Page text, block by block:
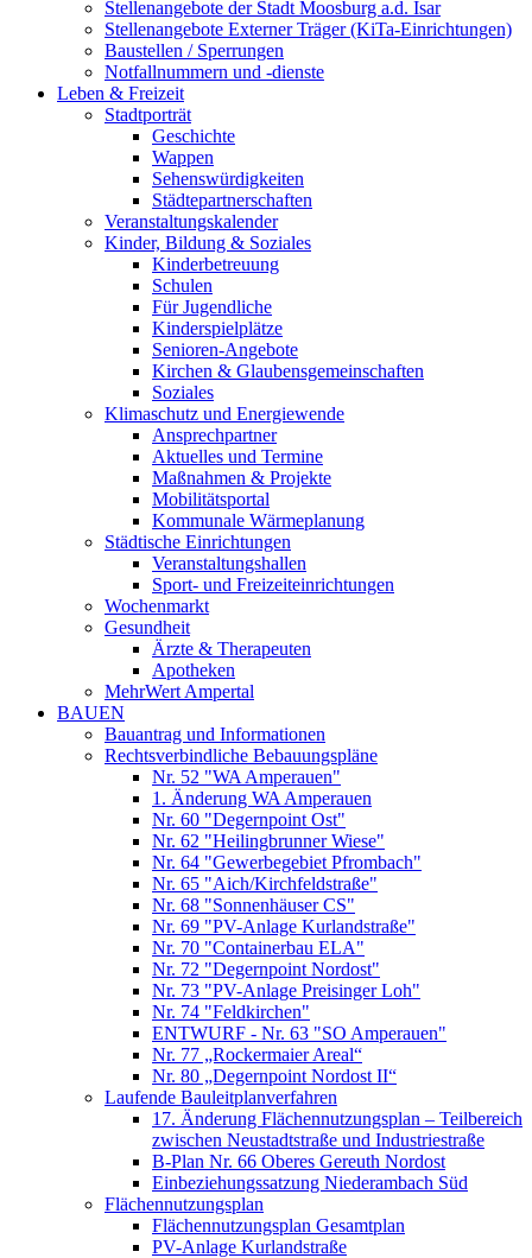
Stellenangebote der Stadt Moosburg a.d. Isar
Stellenangebote Externer Träger (KiTa-Einrichtungen)
Baustellen / Sperrungen
Notfallnummern und -dienste
Leben & Freizeit
Stadtporträt
Geschichte
Wappen
Sehenswürdigkeiten
Städtepartnerschaften
Veranstaltungskalender
Kinder, Bildung & Soziales
Kinderbetreuung
Schulen
Für Jugendliche
Kinderspielplätze
Senioren-Angebote
Kirchen & Glaubensgemeinschaften
Soziales
Klimaschutz und Energiewende
Ansprechpartner
Aktuelles und Termine
Maßnahmen & Projekte
Mobilitätsportal
Kommunale Wärmeplanung
Städtische Einrichtungen
Veranstaltungshallen
Sport- und Freizeiteinrichtungen
Wochenmarkt
Gesundheit
Ärzte & Therapeuten
Apotheken
MehrWert Ampertal
BAUEN
Bauantrag und Informationen
Rechtsverbindliche Bebauungspläne
Nr. 52 "WA Amperauen"
1. Änderung WA Amperauen
Nr. 60 "Degernpoint Ost"
Nr. 62 "Heilingbrunner Wiese"
Nr. 64 "Gewerbegebiet Pfrombach"
Nr. 65 "Aich/Kirchfeldstraße"
Nr. 68 "Sonnenhäuser CS"
Nr. 69 "PV-Anlage Kurlandstraße"
Nr. 70 "Containerbau ELA"
Nr. 72 "Degernpoint Nordost"
Nr. 73 "PV-Anlage Preisinger Loh"
Nr. 74 "Feldkirchen"
ENTWURF - Nr. 63 "SO Amperauen"
Nr. 77 „Rockermaier Areal“
Nr. 80 „Degernpoint Nordost II“
Laufende Bauleitplanverfahren
17. Änderung Flächennutzungsplan – Teilbereich
zwischen Neustadtstraße und Industriestraße
B-Plan Nr. 66 Oberes Gereuth Nordost
Einbeziehungssatzung Niederambach Süd
Flächennutzungsplan
Flächennutzungsplan Gesamtplan
PV-Anlage Kurlandstraße